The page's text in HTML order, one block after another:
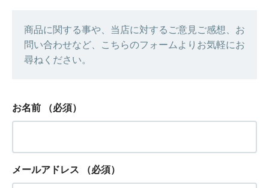
商品に関する事や、当店に対するご意見ご感想、お
問い合わせなど、こちらのフォームよりお気軽にお
尋ねください。
お名前 （必須）
メールアドレス （必須）